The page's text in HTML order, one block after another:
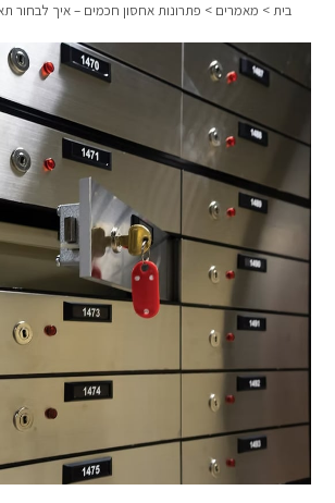
בית> מאמרים > פתרונות אחסון חכמים – איך לבחור